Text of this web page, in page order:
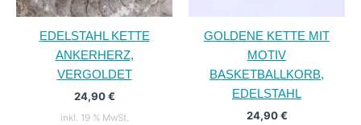
EDELSTAHL KETTE
ANKERHERZ,
VERGOLDET
24,90€
inkl. 19 % MwSt.
GOLDENE KETTE MIT
MOTIV
BASKETBALLKORB,
EDELSTAHL
24,90€